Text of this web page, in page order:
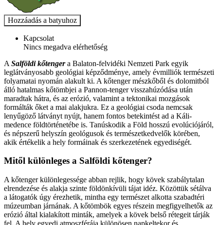
Kapcsolat
Nincs megadva elérhetőség
A Salföldi kőtengera Balaton-felvidéki Nemzeti Park egyik
leglátványosabb geológiai képződménye, amely évmilliók természeti
folyamatai nyomán alakult ki. A kőtenger mészkőből és dolomitból
álló hatalmas kőtömbjei a Pannon-tenger visszahúzódása után
maradtak hátra, és az erózió, valamint a tektonikai mozgások
formálták őket a mai alakjukra. Ez a geológiai csoda nemcsak
lenyűgöző látványt nyújt, hanem fontos betekintést ad a Káli-
medence földtörténetébe is. Tanúskodik a Föld hosszú evolúciójáról,
és népszerű helyszín geológusok és természetkedvelők körében,
akik értékelik a hely formáinak és szerkezetének egyediségét.
Mitől különleges a Salföldi kőtenger?
A kőtenger különlegessége abban rejlik, hogy kövek szabálytalan
elrendezése és alakja szinte földönkívüli tájat idéz. Közöttük sétálva
a látogatók úgy érezhetik, mintha egy természet alkotta szabadtéri
múzeumban járnának. A kőtömbök egyes részein megfigyelhetők az
erózió által kialakított minták, amelyek a kövek belső rétegeit tárják
fel. A hely egyedi atmoszférája különösen napkeltekor és